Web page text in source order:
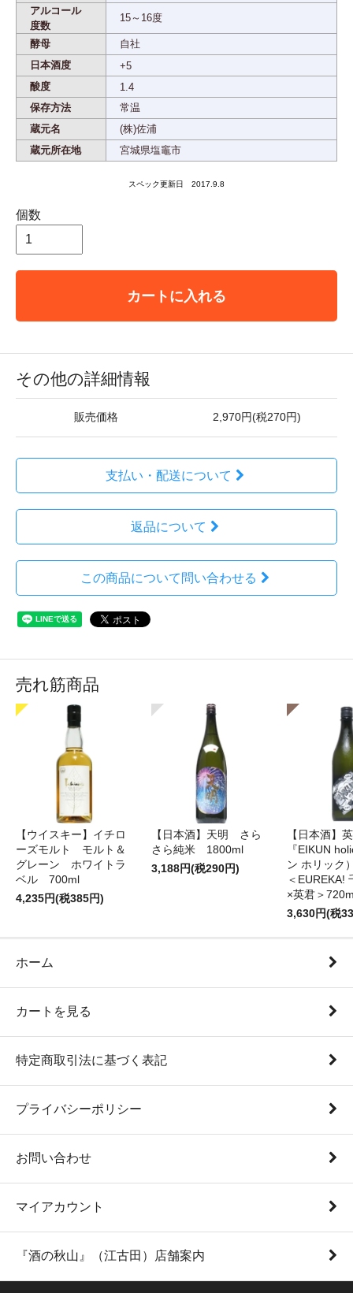
アルコール
度数
15～16度
酵母
自社
日本酒度
+5
酸度
1.4
保存方法
常温
蔵元名
(株)佐浦
蔵元所在地
宮城県塩竈市
スペック更新日 2017.9.8
個数
カートに入れる
その他の詳細情報
販売価格 2,970円(税270円)
支払い・配送について
返品について
この商品について問い合わせる
売れ筋商品
【ウイスキー】イチロ
ーズモルト モルト＆
グレーン ホワイトラ
ベル 700ml
4,235円(税385円)
【日本酒】天明 さら
さら純米 1800ml
3,188円(税290円)
【日本酒】
『EIKUN
ン ホリッ
＜EUREKA!
×英君＞
3,630円(税
ホーム
カートを見る
特定商取引法に基づく表記
プライバシーポリシー
お問い合わせ
マイアカウント
『酒の秋山』（江古田）店舗案内